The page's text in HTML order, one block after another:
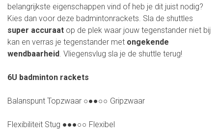
belangrijkste eigenschappen vind of heb je dit juist nodig?
Kies dan voor deze badmintonrackets. Sla de shuttles
super accuraat op de plek waar jouw tegenstander niet bij
kan en verras je tegenstander met ongekende
wendbaarheid. Vliegensvlug sla je de shuttle terug!
6U badminton rackets
Balanspunt Topzwaar ○●●○○ Gripzwaar
Flexibiliteit Stug ●●●○○ Flexibel